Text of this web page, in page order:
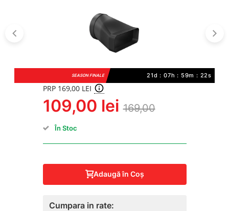
SEASON FINALE 21d : 07h : 59m : 21s
PRP 169,00 LEI
109,00 lei 169,00
În Stoc
Adaugă în Coş
Cumpara in rate: